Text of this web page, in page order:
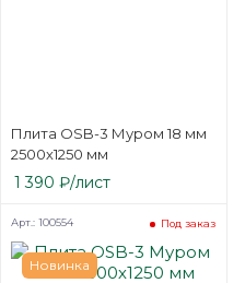
Плита OSB-3 Муром 18 мм
2500х1250 мм
1 390 ₽/лист
Новинка
Под заказ
Арт.: 100554